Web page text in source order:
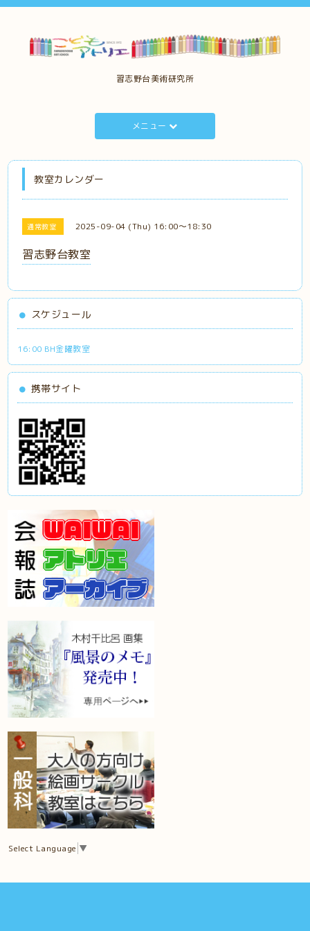
習志野台美術研究所
メニュー
教室カレンダー
通常教室 2025-09-04 (Thu) 16:00～18:30
習志野台教室
スケジュール
16:00 BH金曜教室
携帯サイト
Select Language ▼